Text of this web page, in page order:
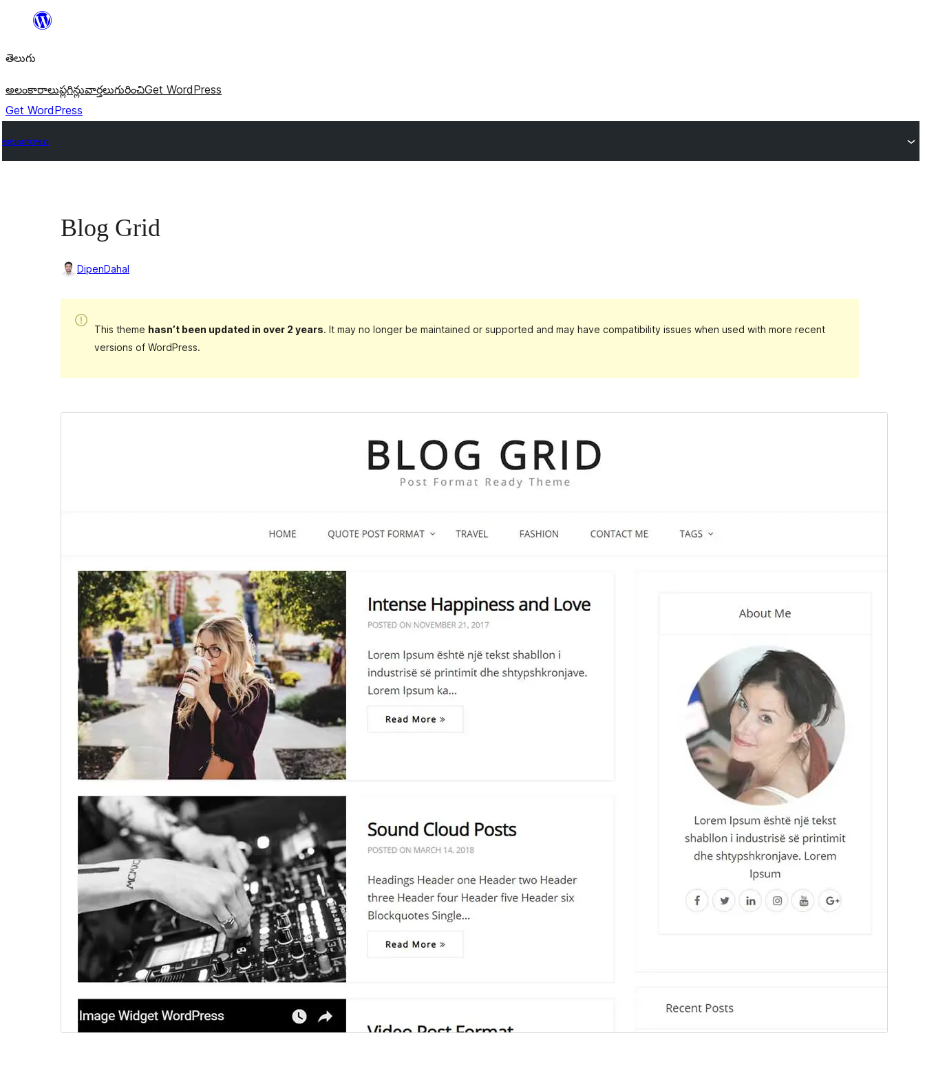
విషయానికి
తెలుగు
అలంకారాలుప్లగిన్లువార్తలుగురించిGet WordPress
Get WordPress
అలంకారాలు
Blog Grid
DipenDahal
This theme hasn’t been updated in over 2 years. It may no longer be maintained or supported and may have compatibility issues when used with more recent
versions of WordPress.
Last updated